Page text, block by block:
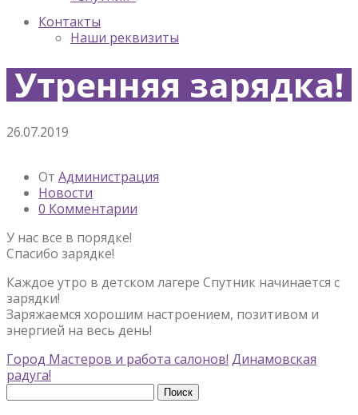
Контакты
Наши реквизиты
Утренняя зарядка!
26.07.2019
От Администрация
Новости
0 Комментарии
У нас все в порядке!
Спасибо зарядке!
Каждое утро в детском лагере Спутник начинается с
зарядки!
Заряжаемся хорошим настроением, позитивом и
энергией на весь день!
Город Мастеров и работа салонов! Динамовская
радуга!
Найти: